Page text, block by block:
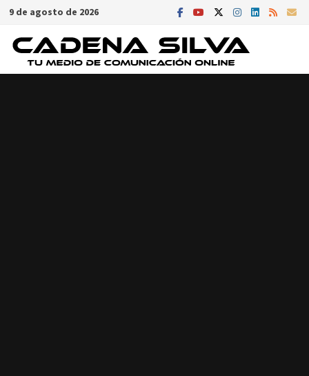
Saltar
contenido
9 de agosto de 2026